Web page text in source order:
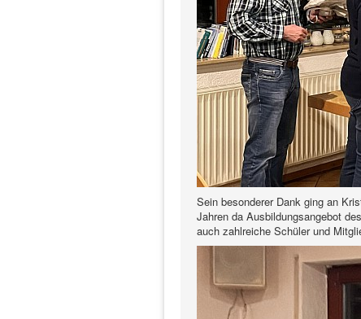
Sein besonderer Dank ging an
Jahren da Ausbildungsangebot
auch zahlreiche Schüler und